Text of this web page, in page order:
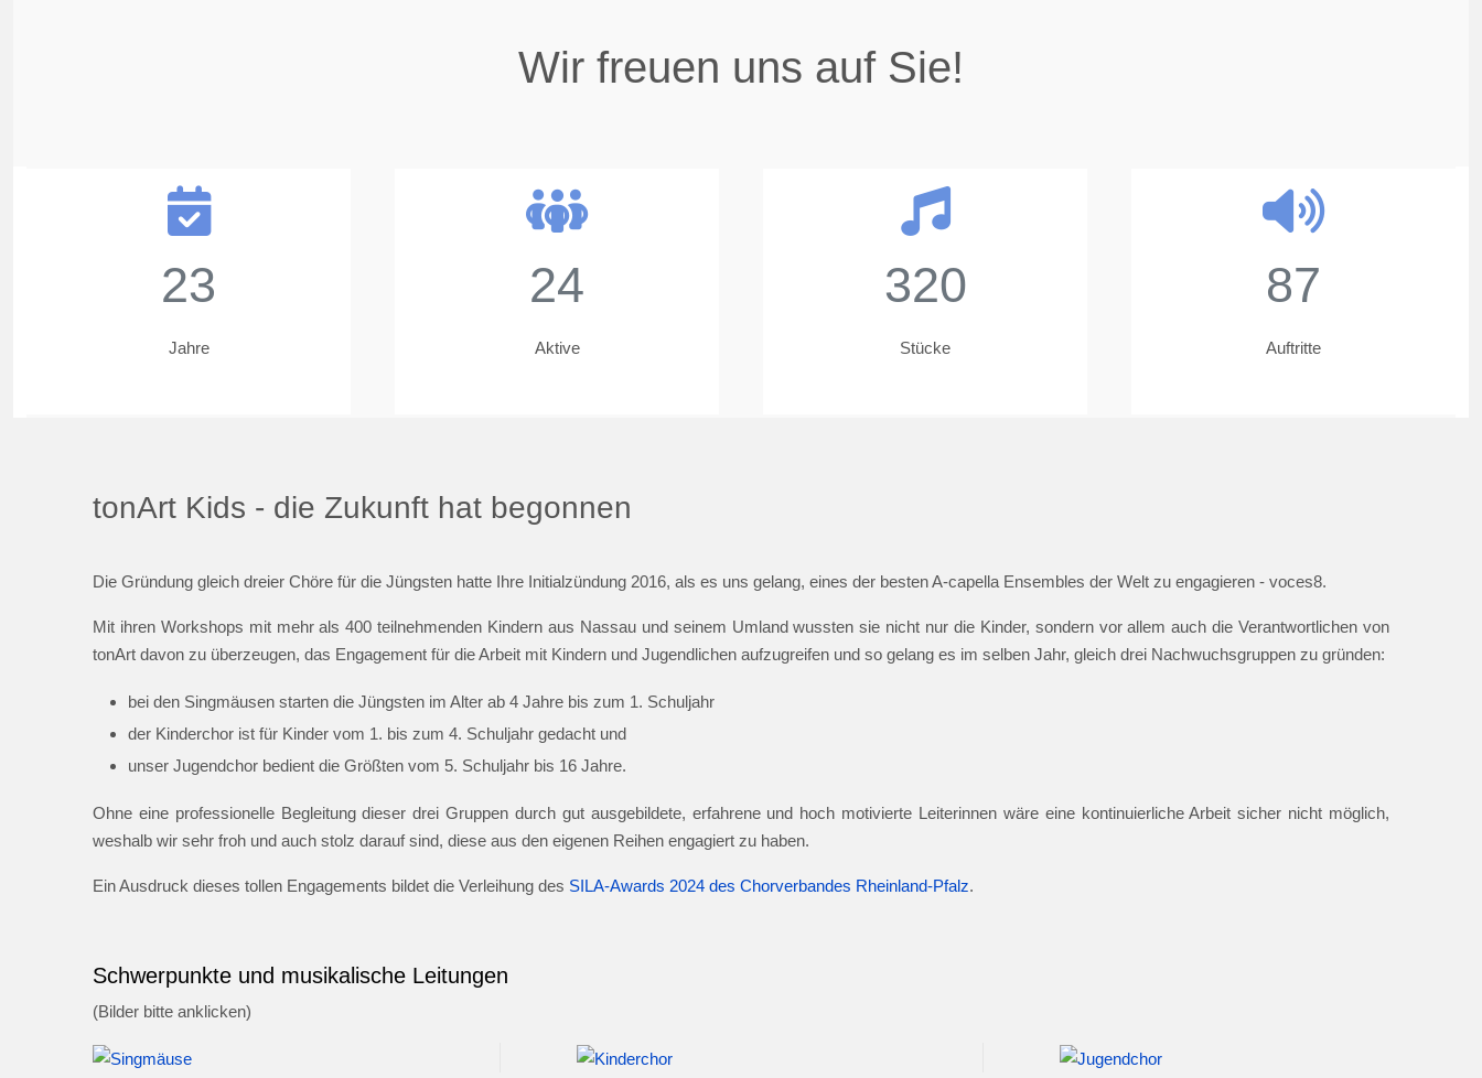
Wir freuen uns auf Sie!
23
Jahre
24
Aktive
320
Stücke
87
Auftritte
tonArt Kids - die Zukunft hat begonnen
Die Gründung gleich dreier Chöre für die Jüngsten hatte Ihre Initialzündung 2016, als es uns gelang, eines der besten A-capella Ensembles der Welt zu engagieren - voces8.
Mit ihren Workshops mit mehr als 400 teilnehmenden Kindern aus Nassau und seinem Umland wussten sie nicht nur die Kinder, sondern vor allem auch die Verantwortlichen von
tonArt davon zu überzeugen, das Engagement für die Arbeit mit Kindern und Jugendlichen aufzugreifen und so gelang es im selben Jahr, gleich drei Nachwuchsgruppen zu gründen:
bei den Singmäusen starten die Jüngsten im Alter ab 4 Jahre bis zum 1. Schuljahr
der Kinderchor ist für Kinder vom 1. bis zum 4. Schuljahr gedacht und
unser Jugendchor bedient die Größten vom 5. Schuljahr bis 16 Jahre.
Ohne eine professionelle Begleitung dieser drei Gruppen durch gut ausgebildete, erfahrene und hoch motivierte Leiterinnen wäre eine kontinuierliche Arbeit sicher nicht möglich,
weshalb wir sehr froh und auch stolz darauf sind, diese aus den eigenen Reihen engagiert zu haben.
Ein Ausdruck dieses tollen Engagements bildet die Verleihung des SILA-Awards 2024 des Chorverbandes Rheinland-Pfalz.
Schwerpunkte und musikalische Leitungen
(Bilder bitte anklicken)